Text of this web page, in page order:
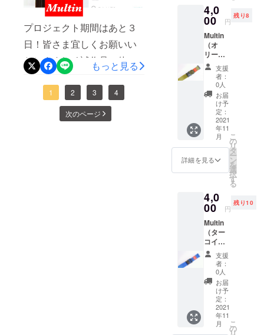
カー #家事 #アウトドア #
スーツケース #ベルト #観光
#goto #育児 #campfire #災害
#防災 #kyplanning #ケイワ
イプランニング #盗難防止 #
買い物 #shopping #介護 #高
齢者 #車イス #旅 #travel
のケース買い、備蓄品の買
い出しにも！日常生活や仕
事に◯ペットボトルのケー
ス買い◯赤ちゃんを抱いて
ベビーカーを担ぐ◯重たい
新聞雑誌ゴミを捨てる◯ア
ウトドアや災害時に給水タ
ンクを運ぶ◯台車や撮影機
プロジェクト期間はあと３
日！皆さま宜しくお願いい
たします(^^♪試作品の体験
モニター RIKA さん
Instagram（@rika6208）
https://www.instagram.com/p
もっと見る
1 2 3 4
次のページ
（大）･
･･2個
・D型リ
ングア
ダプ
ター･･･
3個 ・
カラビ
ナ付き
スト
レッチ
ベル
ト･･･2
真は本
体カ
ラーピ
円
（税・
送料込
み）の
約
24%OF
Fにてご
用意。
＜キッ
ト内容
＞ ・ベ
ルト本
体･･･1
本 ・接
着ファ
スナー
スト
ラビナ
（大）･
･･2個
・D型リ
ングア
ダプ
ター･･･
3個 ・
カラビ
ナ付き
スト
レッチ
ベル
ト･･･2
4,0
00 円
残り8
Multin
（オ
リーブ
グリー
ン） 一
般販売
予定の
スタン
ダード
カラー
販売予
定価格
5,280円
（税込
み・送
料別）
円
（税・
送料込
み）の
約
24%OF
Fにてご
用意。
＜キッ
ト内容
＞ ・ベ
ルト本
体･･･1
本 ・接
着ファ
支援
者：
0人
お届
け予
定：
2021
年11
月
詳細を見る
こ
の
リ
タ
ー
ン
を
選
択
す
る
4,0
00 円
残り10
Multin
（ター
コイズ
ブ
ルー）
※CAMP
FIRE限
定カ
ラー ＜
キット
内容＞
・ベル
支援
者：
0人
お届
け予
定：
2021
年11
月
こ
の
リ